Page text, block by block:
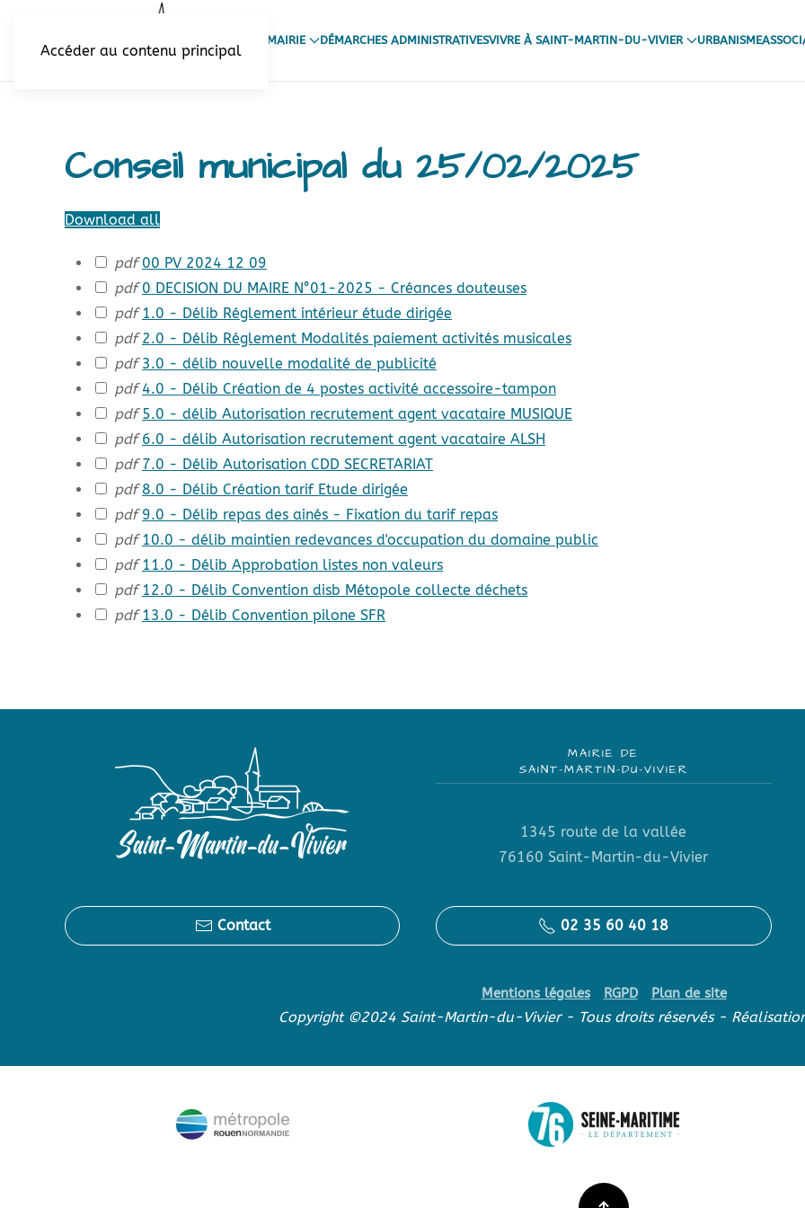
Accéder au contenu principal
VOTRE MAIRIE DÉMARCHES ADMINISTRATIVESVIVRE À SAINT-MARTIN-DU-VIVIER URBANISME
Conseil municipal du 25/02/2025
Download all
pdf 00 PV 2024 12 09
pdf 0 DECISION DU MAIRE N°01-2025 - Créances douteuses
pdf 1.0 - Délib Réglement intérieur étude dirigée
pdf 2.0 - Délib Réglement Modalités paiement activités musicales
pdf 3.0 - délib nouvelle modalité de publicité
pdf 4.0 - Délib Création de 4 postes activité accessoire-tampon
pdf 5.0 - délib Autorisation recrutement agent vacataire MUSIQUE
pdf 6.0 - délib Autorisation recrutement agent vacataire ALSH
pdf 7.0 - Délib Autorisation CDD SECRETARIAT
pdf 8.0 - Délib Création tarif Etude dirigée
pdf 9.0 - Délib repas des ainés - Fixation du tarif repas
pdf 10.0 - délib maintien redevances d'occupation du domaine public
pdf 11.0 - Délib Approbation listes non valeurs
pdf 12.0 - Délib Convention disb Métopole collecte déchets
pdf 13.0 - Délib Convention pilone SFR
MAIRIE DE
SAINT-MARTIN-DU-VIVIER
1345 route de la vallée
76160 Saint-Martin-du-Vivier
Contact 02 35 60 40 18
Mentions légales RGPD Plan de site
Copyright ©2024 Saint-Martin-du-Vivier - Tous droits réservés -